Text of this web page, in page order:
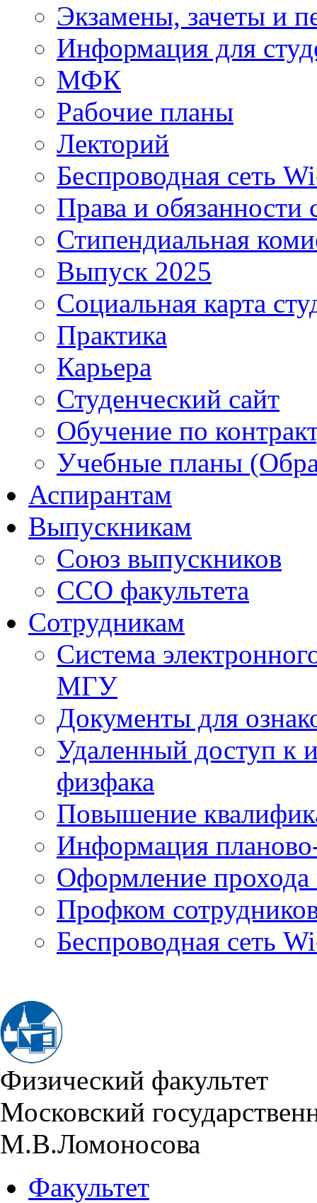
Экзамены, зачеты и
Информация для
МФК
Рабочие планы
Лекторий
Беспроводная сеть
Права и обязанности
Стипендиальная
Выпуск 2025
Социальная карта
Практика
Карьера
Студенческий сайт
Обучение по
Учебные планы
Аспирантам
Выпускникам
Союз выпускников
ССО факультета
Сотрудникам
Система
МГУ
Документы для
Удаленный доступ к
физфака
Повышение
Информация
Оформление прохода
Профком
Беспроводная сеть
Физический факультет
Московский
М.В.Ломоносова
Факультет